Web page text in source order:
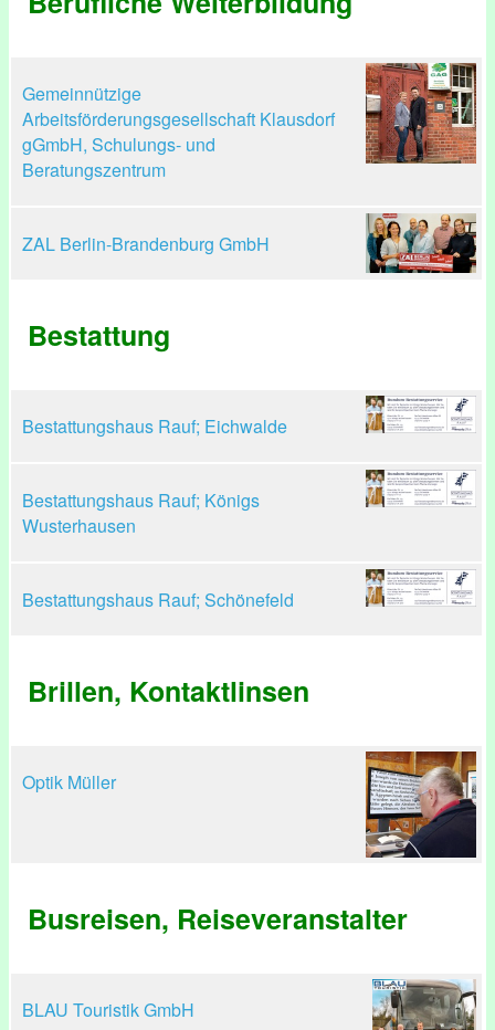
Gemeinnützige
Arbeitsförderungsgesellschaft Klausdorf
gGmbH, Schulungs- und
Beratungszentrum
ZAL Berlin-Brandenburg GmbH
Bestattung
Bestattungshaus Rauf; Eichwalde
Bestattungshaus Rauf; Königs
Wusterhausen
Bestattungshaus Rauf; Schönefeld
Brillen, Kontaktlinsen
Optik Müller
Busreisen, Reiseveranstalter
BLAU Touristik GmbH